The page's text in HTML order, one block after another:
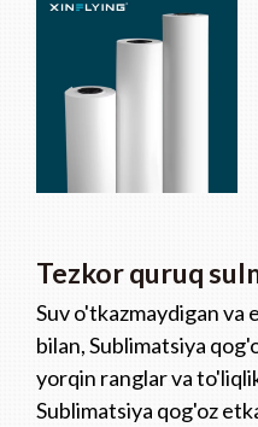
Tezkor quruq
Suv o'tkazmaydigan va
bilan, Sublimatsiya
yorqin ranglar va
Sublimatsiya qog'oz